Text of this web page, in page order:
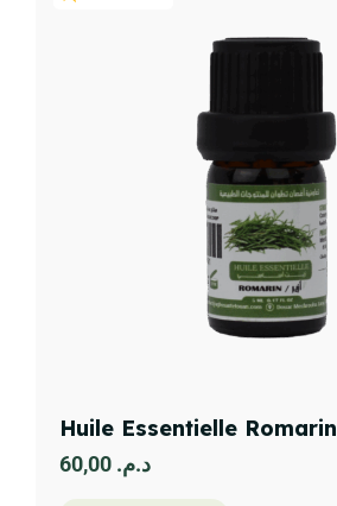
Huile Essentielle Romarin
د.م.